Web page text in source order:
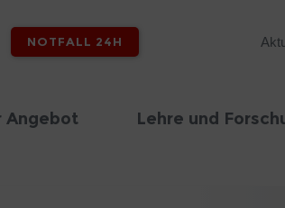
NOTFALL 24H
Angebot Lehre und